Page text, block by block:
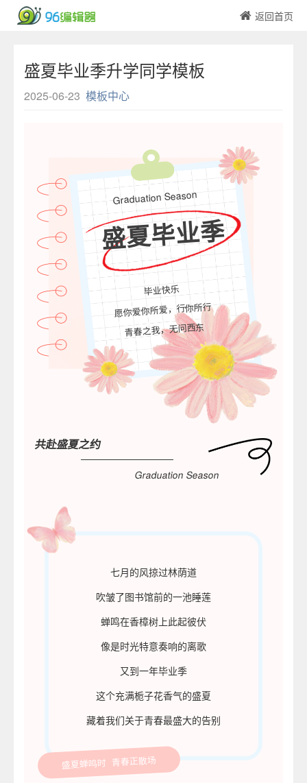
返回首页
盛夏毕业季升学同学模板
2025-06-23 模板中心
Graduation Season
盛夏毕业季
毕业快乐
愿你爱你所爱，行你所行
青春之我，无问西东
共赴盛夏之约
Graduation Season
七月的风掠过林荫道
吹皱了图书馆前的一池睡莲
蝉鸣在香樟树上此起彼伏
像是时光特意奏响的离歌
又到一年毕业季
这个充满栀子花香气的盛夏
藏着我们关于青春最盛大的告别
盛夏蝉鸣时 青春正散场